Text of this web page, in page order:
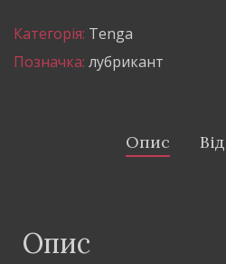
Категорія: Tenga
Позначка: лубрикант
Опис
Опис